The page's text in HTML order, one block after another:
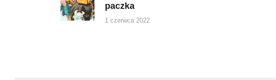
post:
paczka
1 czerwca 2022